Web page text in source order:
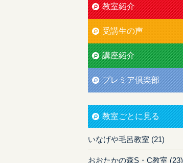
教室紹介
受講生の声
講座紹介
プレミア倶楽部
教室ごとに見る
いなげや毛呂教室 (21)
おおたかの森S・C教室 (23)